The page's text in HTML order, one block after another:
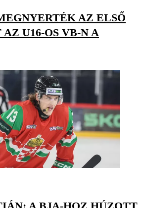
AZ ELSŐ
U16-OS VB-N A